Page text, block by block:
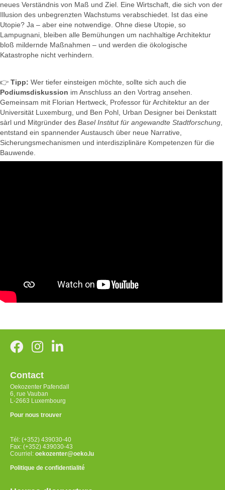
neues Verständnis von Maß und Ziel. Eine Wirtschaft, die sich von der
Illusion des unbegrenzten Wachstums verabschiedet. Ist das eine
Utopie? Ja – aber eine notwendige. Ohne diese Utopie, so
Lampugnani, bleiben alle Bemühungen um nachhaltige Architektur
bloß mildernde Maßnahmen – und werden die ökologische
Katastrophe nicht verhindern.
👉 Tipp: Wer tiefer einsteigen möchte, sollte sich auch die
Podiumsdiskussion im Anschluss an den Vortrag ansehen.
Gemeinsam mit Florian Hertweck, Professor für Architektur an der
Universität Luxemburg, und Ben Pohl, Urban Designer bei Denkstatt
sàrl und Mitgründer des Basel Institut für angewandte Stadtforschung,
entstand ein spannender Austausch über neue Narrative,
Sicherungsmechanismen und interdisziplinäre Kompetenzen für die
Bauwende.
Contact
Oekozenter Pafendall
6, rue Vauban
L-2663 Luxembourg
Pour nous trouver
Tél: (+352) 439030-40
Fax: (+352) 439030-43
Courriel: oekozenter@oeko.lu
Politique de confidentialité